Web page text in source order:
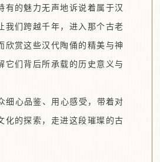
有的魅力无声地诉说着属于汉
我们跨越千年，进入那个古老
欣赏这些汉代陶俑的精美与神
它们背后所承载的历史意义与
细心品鉴、用心感受，带着对
化的探索，走进这段璀璨的古